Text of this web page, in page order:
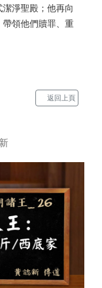
淨聖殿；他再向
領他們贖罪、重
返回上頁